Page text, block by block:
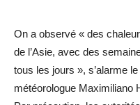
On a observé « des
de l’Asie, avec des
tous les jours », s’alarme
météorologue Maximiliano